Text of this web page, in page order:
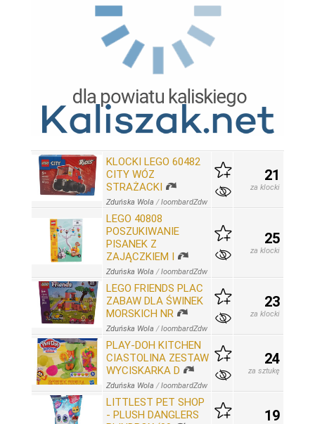
KLOCKI LEGO 60482
CITY WÓZ
STRAŻACKI
Zduńska Wola /loombardZdw
21
za klocki
LEGO 40808
POSZUKIWANIE
PISANEK Z
ZAJĄCZKIEM I
Zduńska Wola /loombardZdw
25
za klocki
LEGO FRIENDS PLAC
ZABAW DLA ŚWINEK
MORSKICH NR
Zduńska Wola /loombardZdw
23
za klocki
PLAY-DOH KITCHEN
CIASTOLINA ZESTAW
WYCISKARKA D
Zduńska Wola /loombardZdw
24
za sztukę
LITTLEST PET SHOP
- PLUSH DANGLERS
19